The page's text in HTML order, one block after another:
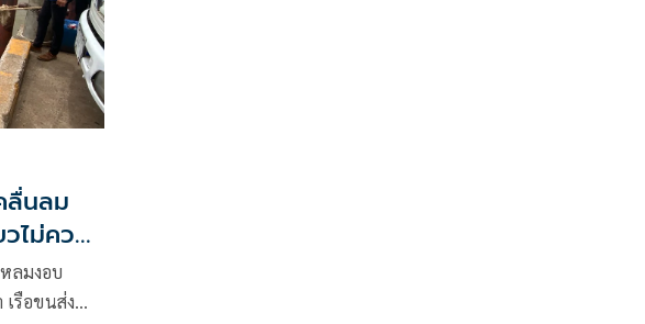
ลื่นลม
ไม่ควร
ลมงอบ
รือขนส่ง